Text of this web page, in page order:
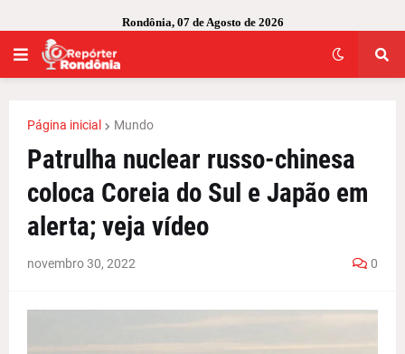
Rondônia, 07 de Agosto de 2026
Página inicial Mundo
Patrulha nuclear russo-chinesa
coloca Coreia do Sul e Japão em
alerta; veja vídeo
novembro 30, 2022 0